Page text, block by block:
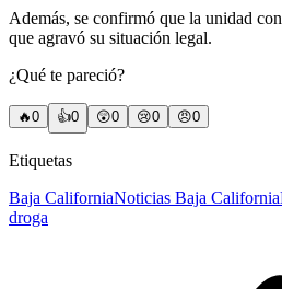
Además, se confirmó que la unidad
que agravó su situación legal.
¿Qué te pareció?
🔥0 👍0 😲0 😢0 😠0
Etiquetas
Baja CaliforniaNoticias Baja California
droga